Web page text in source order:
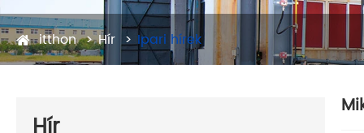
itthon Hír Ipari hírek